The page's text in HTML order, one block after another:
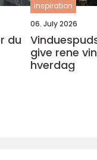
inspiration
06. July 2026
give rene
hverdag